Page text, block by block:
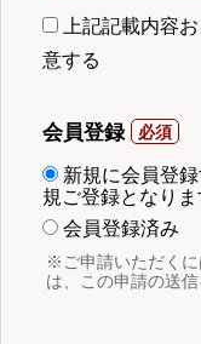
上記記載内容
意する
会員登録
新規に会員登
規ご登録となりま
会員登録済み
※ご申請いただく
は、この申請の送